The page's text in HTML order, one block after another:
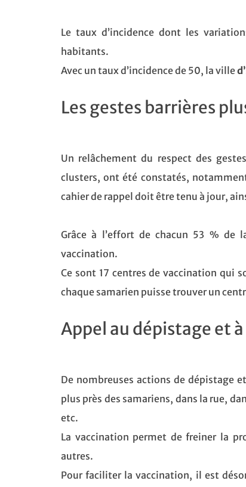
Le taux d’incidence dont les
habitants.
Avec un taux d’incidence de 50, la ville
Les gestes barrières
Un relâchement du respect des
clusters, ont été constatés,
cahier de rappel doit être tenu à jour,
Grâce à l’effort de chacun 53 % de
vaccination.
Ce sont 17 centres de vaccination qui
chaque samarien puisse trouver un
Appel au dépistage et
De nombreuses actions de dépistage
plus près des samariens, dans la rue,
etc.
La vaccination permet de freiner la
autres.
Pour faciliter la vaccination, il est